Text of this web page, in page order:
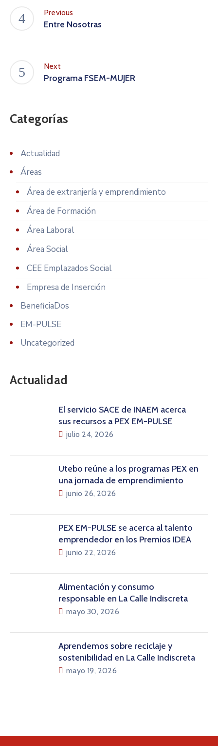
Previous
Entre Nosotras
Next
Programa FSEM-MUJER
Categorías
Actualidad
Áreas
Área de extranjería y emprendimiento
Área de Formación
Área Laboral
Área Social
CEE Emplazados Social
Empresa de Inserción
BeneficiaDos
EM-PULSE
Uncategorized
Actualidad
El servicio SACE de INAEM acerca
sus recursos a PEX EM-PULSE
julio 24, 2026
Utebo reúne a los programas PEX en
una jornada de emprendimiento
junio 26, 2026
PEX EM-PULSE se acerca al talento
emprendedor en los Premios IDEA
junio 22, 2026
Alimentación y consumo
responsable en La Calle Indiscreta
mayo 30, 2026
Aprendemos sobre reciclaje y
sostenibilidad en La Calle Indiscreta
mayo 19, 2026